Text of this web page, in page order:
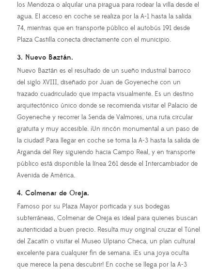
los Mendoza o alquilar una piragua para rodear la villa desde el
agua. El acceso en coche se realiza por la A-1 hasta la salida
74, mientras que en transporte público el autobús 191 desde
Plaza Castilla conecta directamente con el municipio.
3. Nuevo Baztán.
Nuevo Baztán es el resultado de un sueño industrial barroco
del siglo XVIII, diseñado por Juan de Goyeneche con un
trazado cuadriculado que impacta visualmente. Es un destino
arquitectónico único donde se recomienda visitar el Palacio de
Goyeneche y recorrer la Senda de Valmores, una ruta circular
gratuita y muy accesible. ¡Un rincón monumental a un paso de
la ciudad! Para llegar en coche se toma la A-3 hasta la salida de
Arganda del Rey siguiendo hacia Campo Real, y en transporte
público está disponible la línea 261 desde el Intercambiador de
Avenida de América.
4. Colmenar de Oreja.
Famoso por su Plaza Mayor porticada y sus bodegas
subterráneas, Colmenar de Oreja es ideal para quienes buscan
autenticidad a buen precio. Resulta muy original cruzar el Túnel
del Zacatín o visitar el Museo Ulpiano Checa, un plan cultural
excelente para cualquier fin de semana. ¡Es una joya oculta
que merece la pena descubrir! En coche se llega por la A-3